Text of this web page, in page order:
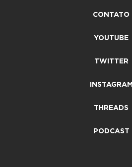
CONTATO
YOUTUBE
TWITTER
INSTAGRAM
THREADS
PODCAST